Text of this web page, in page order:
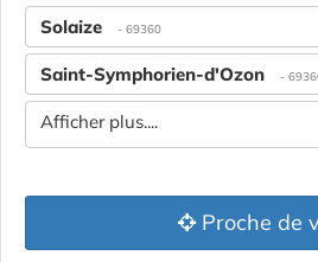
Solaize - 69360
Saint-Symphorien-d'Ozon -
Afficher plus....
Proche de